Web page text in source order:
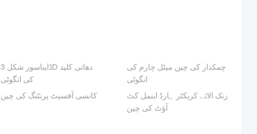
ڈایناسور شکل 3D دھاتی کلید
کی انگوٹی
چمکدار کی چین میٹل چارم کی
انگوٹی
کانسی آفسیٹ پرنٹنگ کی چین
زنک الائے کریکٹر ہارڈ اینمل کٹ
آؤٹ کی چین